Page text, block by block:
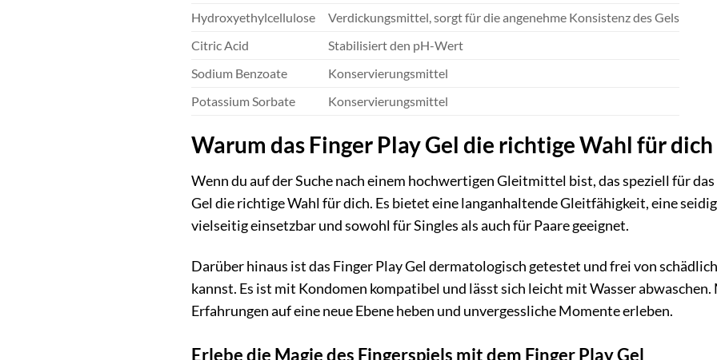
Hydroxyethylcellulose
Verdickungsmittel, sorgt für die angenehme Konsistenz des Gels
Citric Acid
Stabilisiert den pH-Wert
Sodium Benzoate
Konservierungsmittel
Potassium Sorbate
Konservierungsmittel
Warum das Finger Play Gel die richtige Wahl für
Wenn du auf der Suche nach einem hochwertigen Gleitmittel bist, das speziell für
Gel die richtige Wahl für dich. Es bietet eine langanhaltende Gleitfähigkeit, eine
vielseitig einsetzbar und sowohl für Singles als auch für Paare geeignet.
Darüber hinaus ist das Finger Play Gel dermatologisch getestet und frei von
kannst. Es ist mit Kondomen kompatibel und lässt sich leicht mit Wasser
Erfahrungen auf eine neue Ebene heben und unvergessliche Momente erleben.
Erlebe die Magie des Fingerspiels mit dem Finger Play Gel